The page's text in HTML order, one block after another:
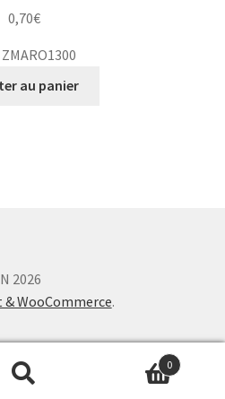
0,70€
ZMARO1300
au panier
2026
WooCommerce.
0